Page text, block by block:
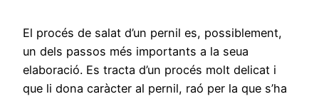
El procés de salat d’un pernil es, possiblement,
un dels passos més importants a la seua
elaboració. Es tracta d’un procés molt delicat i
que li dona caràcter al pernil, raó per la que s’ha